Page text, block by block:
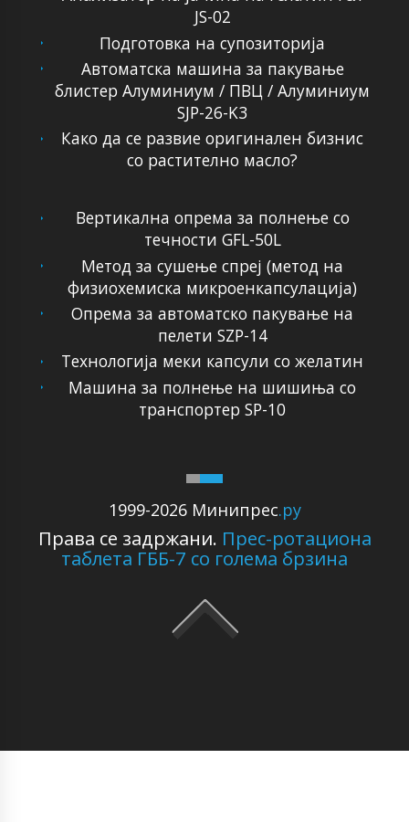
JS-02
Подготовка на супозиторија
Автоматска машина за пакување
блистер Алуминиум / ПВЦ / Алуминиум
SJP-26-K3
Како да се развие оригинален бизнис
со растително масло?
1999-2026 Минипрес.ру
Права се задржани. Прес-ротациона
таблета ГББ-7 со голема брзина
Вертикална опрема за полнење со
течности GFL-50L
Метод за сушење спреј (метод на
физиохемиска микроенкапсулација)
Опрема за автоматско пакување на
пелети SZP-14
Технологија меки капсули со желатин
Машина за полнење на шишиња со
транспортер SP-10